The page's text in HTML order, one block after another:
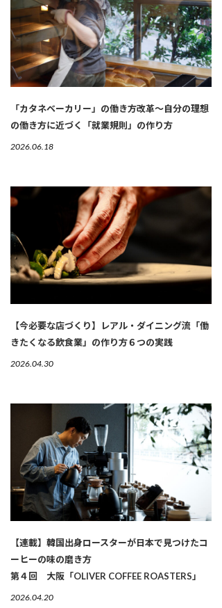
「カタネベーカリー」の働き方改革～自分の理想
の働き方に近づく「就業規則」の作り方
2026.06.18
【今必要な店づくり】レアル・ダイニング流「働
きたくなる飲食業」の作り方６つの実践
2026.04.30
【連載】韓国出身ロースターが日本で見つけたコ
ーヒーの味の磨き方
第４回 大阪「OLIVER COFFEE ROASTERS」
2026.04.20